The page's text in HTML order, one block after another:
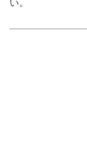
い。